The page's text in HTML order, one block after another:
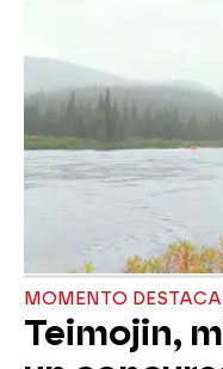
MOMENTO
Teimojin,